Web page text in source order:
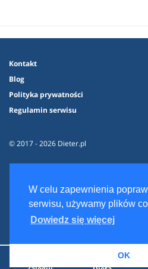
W celu zapewnienia
serwisu, używamy plików
Dowiedz się więcej
OK
Kontakt
Blog
Polityka prywatności
Regulamin serwisu
© 2017 - 2026 Dieter.pl